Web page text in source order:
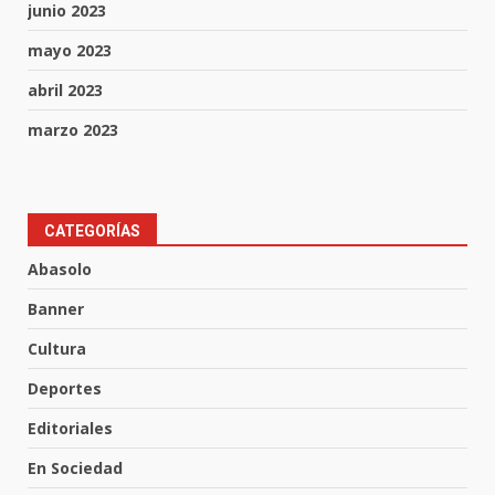
junio 2023
mayo 2023
abril 2023
marzo 2023
CATEGORÍAS
Abasolo
Banner
Cultura
Deportes
Editoriales
En Sociedad
3
Aprender jugando también salva
8 de agosto de 2026
4